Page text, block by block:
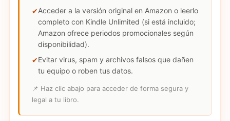
Acceder a la versión original en Amazon o leerlo
completo con Kindle Unlimited (si está incluido;
Amazon ofrece periodos promocionales según
disponibilidad).
Evitar virus, spam y archivos falsos que dañen
tu equipo o roben tus datos.
📌 Haz clic abajo para acceder de forma segura y
legal a tu libro.